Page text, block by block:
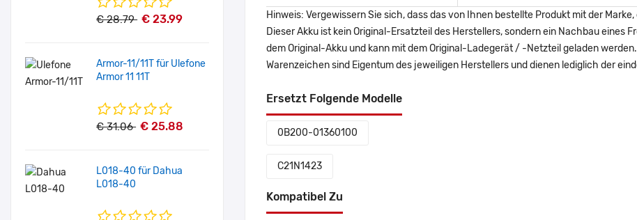
€ 28.79 € 23.99
Armor-11/11T für Ulefone
Armor 11 11T
€ 31.06 € 25.88
L018-40 für Dahua
L018-40
Hinweis: Vergewissern Sie sich, dass das von Ihnen bestellte Produkt mit der
Dieser Akku ist kein Original-Ersatzteil des Herstellers, sondern ein Nachbau eines
dem Original-Akku und kann mit dem Original-Ladegerät / -Netzteil geladen
Warenzeichen sind Eigentum des jeweiligen Herstellers und dienen lediglich der
Ersetzt Folgende Modelle
0B200-01360100
C21N1423
Kompatibel Zu